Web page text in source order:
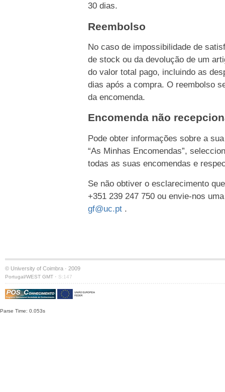
30 dias.
Reembolso
No caso de impossibilidade de
de stock ou da devolução de um
do valor total pago, incluindo as
dias após a compra. O reembolso
da encomenda.
Encomenda não
Pode obter informações sobre a
“As Minhas Encomendas”,
todas as suas encomendas e
Se não obtiver o esclarecimento
+351 239 247 750 ou envie-nos
gf@uc.pt .
© University of Coimbra · 2009
Portugal/WEST GMT · S:147
Parse Time: 0.053s